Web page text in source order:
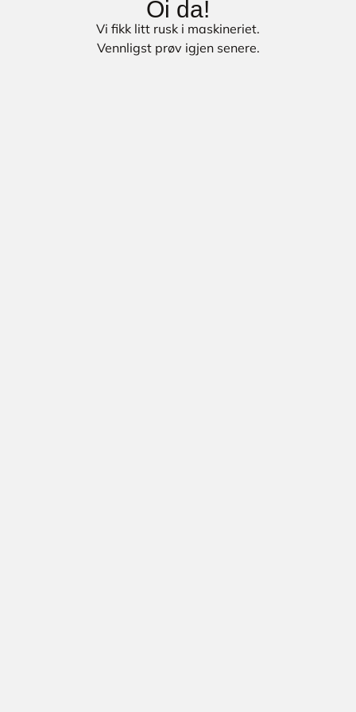
Oi da!
Vi fikk litt rusk i maskineriet.
Vennligst prøv igjen senere.